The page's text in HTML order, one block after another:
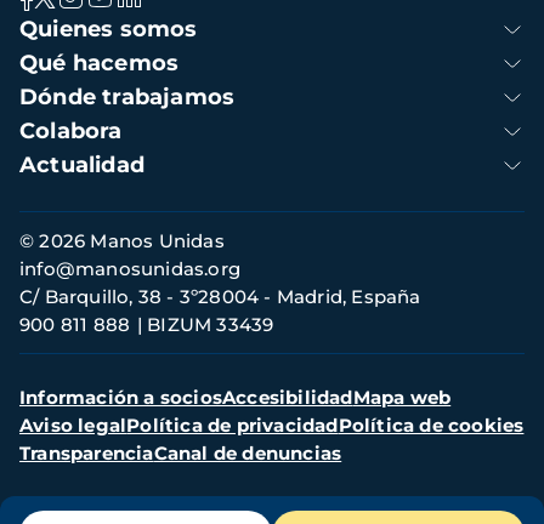
Navegación
principal
Quienes somos
Qué hacemos
Dónde trabajamos
Colabora
Actualidad
Información
de
contacto
© 2026 Manos Unidas
C/ Barquillo, 38 - 3º28004 - Madrid, España
900 811 888
BIZUM 33439
info@manosunidas.org
Menú
secundario
Información a sociosAccesibilidadMapa web
Aviso legalPolítica de privacidadPolítica de cookies
TransparenciaCanal de denuncias